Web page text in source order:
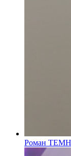
Роман